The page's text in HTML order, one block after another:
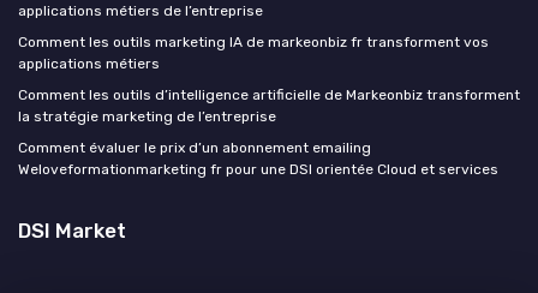
applications métiers de l’entreprise
Comment les outils marketing IA de markeonbiz fr transforment vos
applications métiers
Comment les outils d’intelligence artificielle de Markeonbiz transforment
la stratégie marketing de l’entreprise
Comment évaluer le prix d’un abonnement emailing
Weloveformationmarketing fr pour une DSI orientée Cloud et services
DSI Market